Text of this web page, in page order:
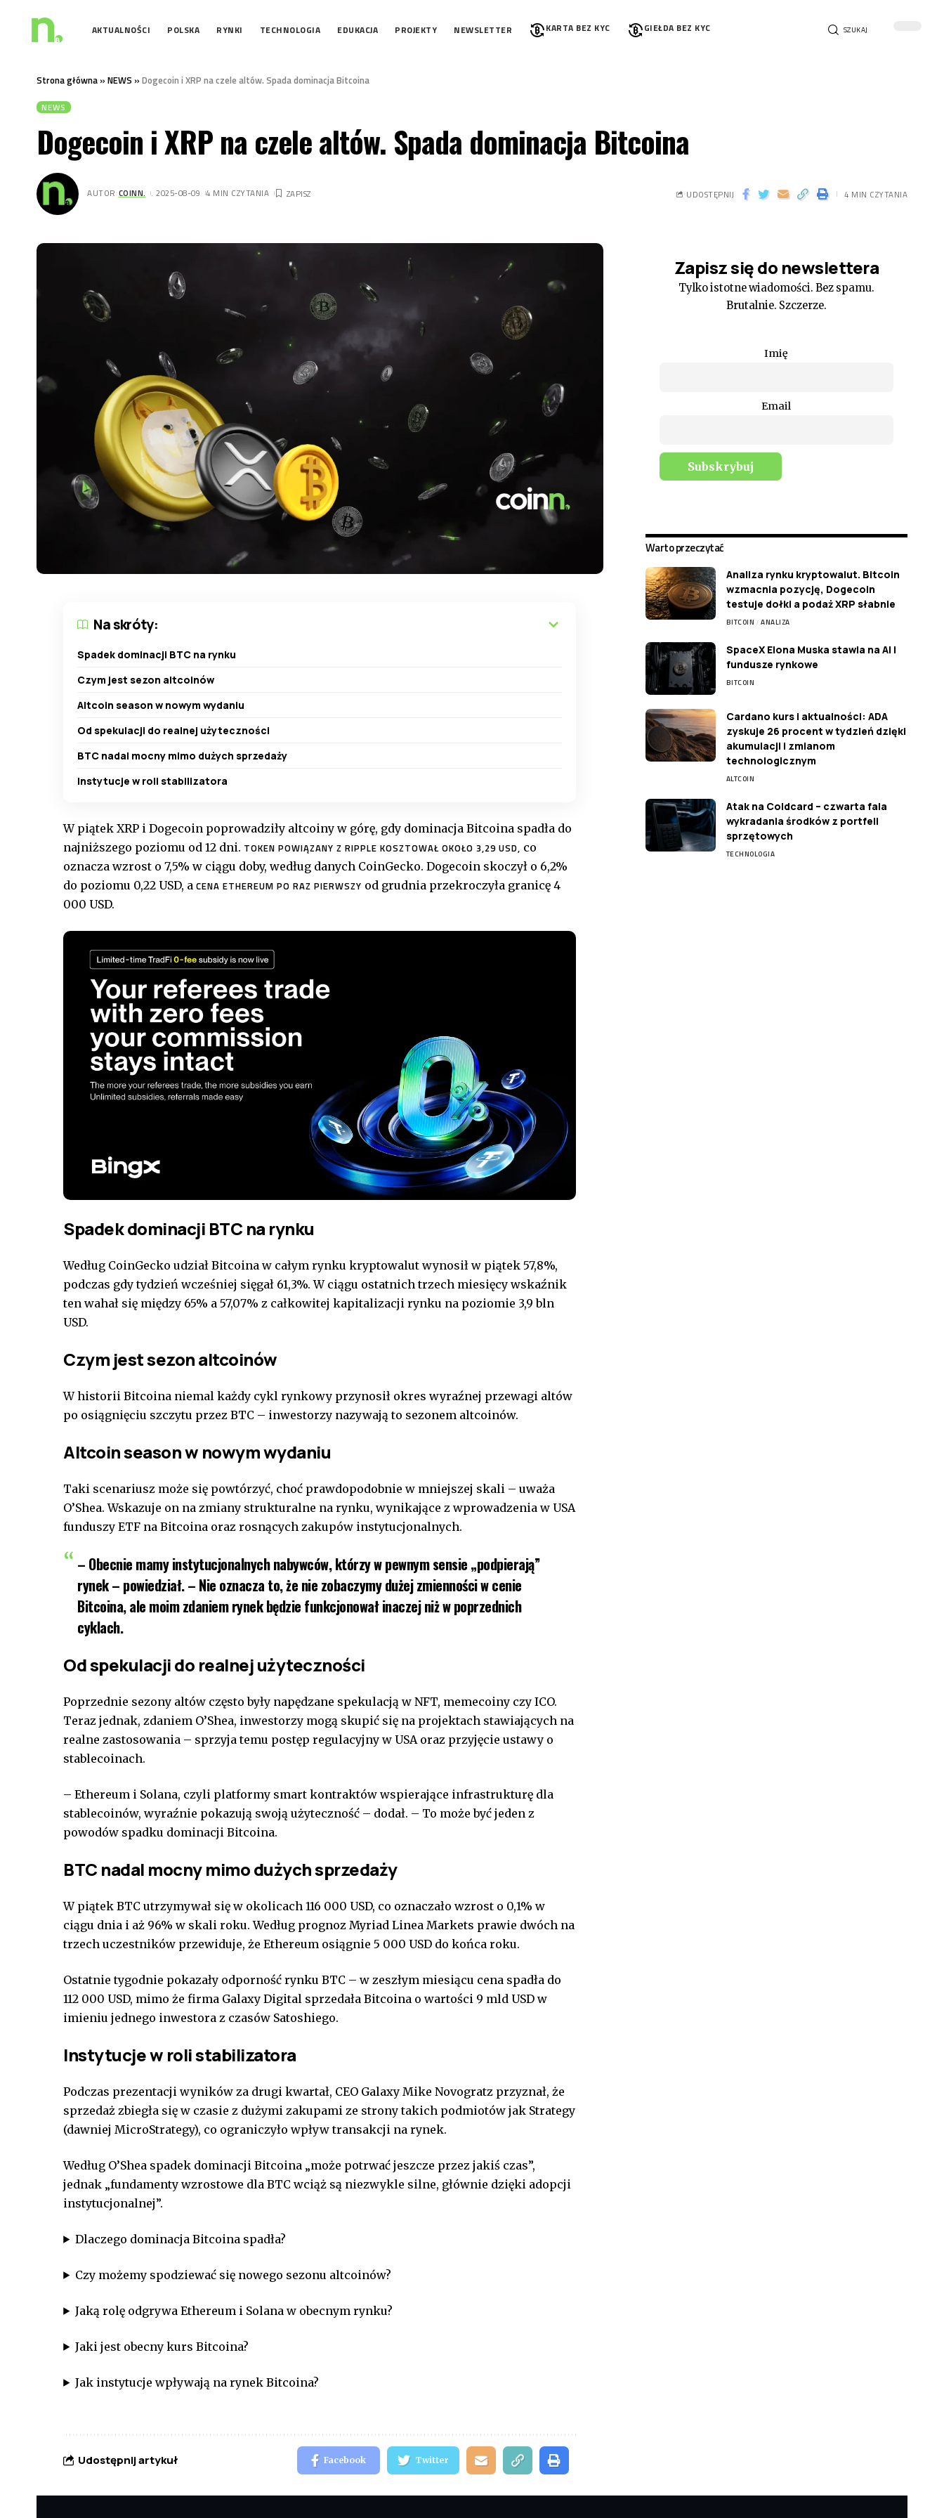
AKTUALNOŚCI POLSKA RYNKI TECHNOLOGIA EDUKACJA PROJEKTY NEWSLETTER KARTA BEZ KYC GIEŁDA BEZ KYC SZUKAJ
Strona główna » NEWS » Dogecoin i XRP na czele altów. Spada dominacja Bitcoina
NEWS
Dogecoin i XRP na czele altów. Spada dominacja Bitcoina
AUTOR COINN. . 2025-08-09 4 MIN CZYTANIA UDOSTĘPNIJ 4 MIN CZYTANIA
Na skróty:
Spadek dominacji BTC na rynku
Czym jest sezon altcoinów
Altcoin season w nowym wydaniu
Od spekulacji do realnej użyteczności
BTC nadal mocny mimo dużych sprzedaży
Instytucje w roli stabilizatora
W piątek XRP i Dogecoin poprowadziły altcoiny w górę, gdy dominacja Bitcoina spadła do
najniższego poziomu od 12 dni. TOKEN POWIĄZANY Z RIPPLE KOSZTOWAŁ OKOŁO 3,29 USD, co
oznacza wzrost o 7,5% w ciągu doby, według danych CoinGecko. Dogecoin skoczył o 6,2%
do poziomu 0,22 USD, aCENA ETHEREUM PO RAZ PIERWSZY od grudnia przekroczyła granicę 4
000 USD.
Spadek dominacji BTC na rynku
Według CoinGecko udział Bitcoina w całym rynku kryptowalut wynosił w piątek 57,8%,
podczas gdy tydzień wcześniej sięgał 61,3%. W ciągu ostatnich trzech miesięcy wskaźnik
ten wahał się między 65% a 57,07% z całkowitej kapitalizacji rynku na poziomie 3,9 bln
USD.
Czym jest sezon altcoinów
W historii Bitcoina niemal każdy cykl rynkowy przynosił okres wyraźnej przewagi altów
po osiągnięciu szczytu przez BTC – inwestorzy nazywają to sezonem altcoinów.
Altcoin season w nowym wydaniu
Taki scenariusz może się powtórzyć, choć prawdopodobnie w mniejszej skali – uważa
O’Shea. Wskazuje on na zmiany strukturalne na rynku, wynikające z wprowadzenia w USA
funduszy ETF na Bitcoina oraz rosnących zakupów instytucjonalnych.
– Obecnie mamy instytucjonalnych nabywców, którzy w pewnym sensie „podpierają”
rynek – powiedział. – Nie oznacza to, że nie zobaczymy dużej zmienności w cenie
Bitcoina, ale moim zdaniem rynek będzie funkcjonował inaczej niż w poprzednich
cyklach.
Od spekulacji do realnej użyteczności
Poprzednie sezony altów często były napędzane spekulacją w NFT, memecoiny czy ICO.
Teraz jednak, zdaniem O’Shea, inwestorzy mogą skupić się na projektach stawiających na
realne zastosowania – sprzyja temu postęp regulacyjny w USA oraz przyjęcie ustawy o
stablecoinach.
– Ethereum i Solana, czyli platformy smart kontraktów wspierające infrastrukturę dla
stablecoinów, wyraźnie pokazują swoją użyteczność – dodał. – To może być jeden z
powodów spadku dominacji Bitcoina.
BTC nadal mocny mimo dużych sprzedaży
W piątek BTC utrzymywał się w okolicach 116 000 USD, co oznaczało wzrost o 0,1% w
ciągu dnia i aż 96% w skali roku. Według prognoz Myriad Linea Markets prawie dwóch na
trzech uczestników przewiduje, że Ethereum osiągnie 5 000 USD do końca roku.
Ostatnie tygodnie pokazały odporność rynku BTC – w zeszłym miesiącu cena spadła do
112 000 USD, mimo że firma Galaxy Digital sprzedała Bitcoina o wartości 9 mld USD w
imieniu jednego inwestora z czasów Satoshiego.
Instytucje w roli stabilizatora
Podczas prezentacji wyników za drugi kwartał, CEO Galaxy Mike Novogratz przyznał, że
sprzedaż zbiegła się w czasie z dużymi zakupami ze strony takich podmiotów jak Strategy
(dawniej MicroStrategy), co ograniczyło wpływ transakcji na rynek.
Według O’Shea spadek dominacji Bitcoina „może potrwać jeszcze przez jakiś czas”,
jednak „fundamenty wzrostowe dla BTC wciąż są niezwykle silne, głównie dzięki adopcji
instytucjonalnej”.
Dlaczego dominacja Bitcoina spadła?
Czy możemy spodziewać się nowego sezonu altcoinów?
Jaką rolę odgrywa Ethereum i Solana w obecnym rynku?
Jaki jest obecny kurs Bitcoina?
Jak instytucje wpływają na rynek Bitcoina?
Udostępnij artykuł Facebook Twitter
Zapisz się do newslettera
Tylko istotne wiadomości. Bez spamu.
Brutalnie. Szczerze.
Imię
Email
Warto przeczytać
Analiza rynku kryptowalut. Bitcoin
wzmacnia pozycję, Dogecoin
testuje dołki a podaż XRP słabnie
BITCOIN ANALIZA
SpaceX Elona Muska stawia na AI i
fundusze rynkowe
BITCOIN
Cardano kurs i aktualności: ADA
zyskuje 26 procent w tydzień dzięki
akumulacji i zmianom
technologicznym
ALTCOIN
Atak na Coldcard – czwarta fala
wykradania środków z portfeli
sprzętowych
TECHNOLOGIA